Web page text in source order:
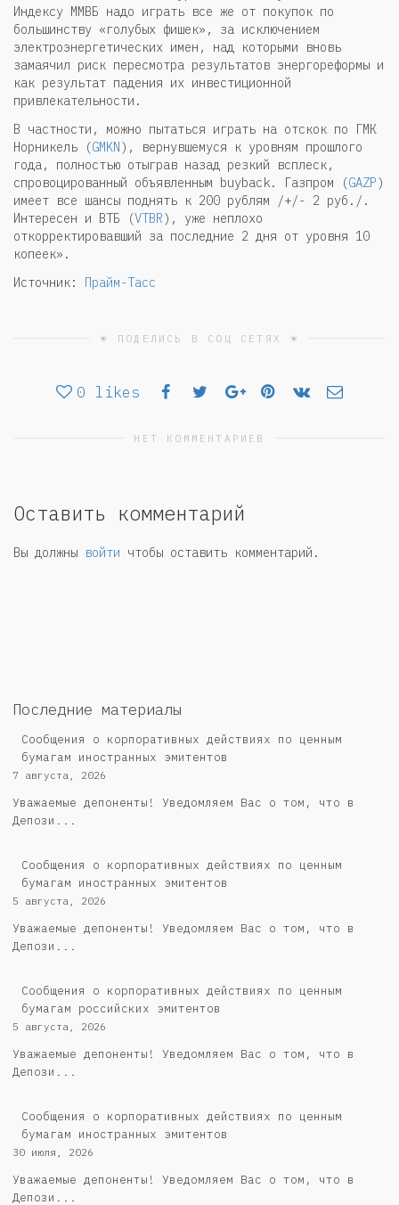
Индексу ММВБ надо играть все же от покупок по
большинству «голубых фишек», за исключением
электроэнергетических имен, над которыми вновь
замаячил риск пересмотра результатов энергореформы и
как результат падения их инвестиционной
привлекательности.
В частности, можно пытаться играть на отскок по ГМК
Норникель (GMKN ), вернувшемуся к уровням прошлого
года, полностью отыграв назад резкий всплеск,
спровоцированный объявленным buyback. Газпром (GAZP)
имеет все шансы поднять к 200 рублям /+/- 2 руб./.
Интересен и ВТБ (VTBR), уже неплохо
откорректировавший за последние 2 дня от уровня 10
копеек».
Источник: Прайм-Тасс
☀ ПОДЕЛИСЬ В СОЦ СЕТЯХ ☀
0 likes
НЕТ КОММЕНТАРИЕВ
Оставить комментарий
Вы должны войти чтобы оставить комментарий.
Последние материалы
Сообщения о корпоративных действиях по ценным
бумагам иностранных эмитентов
7 августа, 2026
Уважаемые депоненты! Уведомляем Вас о том, что в
Депози...
Сообщения о корпоративных действиях по ценным
бумагам иностранных эмитентов
5 августа, 2026
Уважаемые депоненты! Уведомляем Вас о том, что в
Депози...
Cообщения о корпоративных действиях по ценным
бумагам российских эмитентов
5 августа, 2026
Уважаемые депоненты! Уведомляем Вас о том, что в
Депози...
Сообщения о корпоративных действиях по ценным
бумагам иностранных эмитентов
30 июля, 2026
Уважаемые депоненты! Уведомляем Вас о том, что в
Депози...